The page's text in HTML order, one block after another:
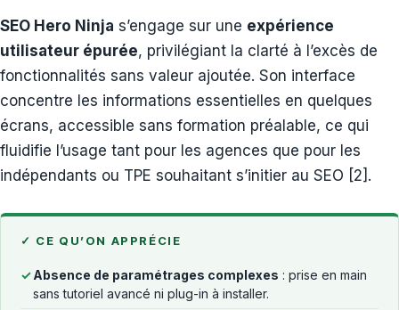
SEO Hero Ninja s’engage sur une expérience
utilisateur épurée, privilégiant la clarté à l’excès de
fonctionnalités sans valeur ajoutée. Son interface
concentre les informations essentielles en quelques
écrans, accessible sans formation préalable, ce qui
fluidifie l’usage tant pour les agences que pour les
indépendants ou TPE souhaitant s’initier au SEO [2].
✓ CE QU’ON APPRÉCIE
✓Absence de paramétrages complexes : prise en main
sans tutoriel avancé ni plug-in à installer.